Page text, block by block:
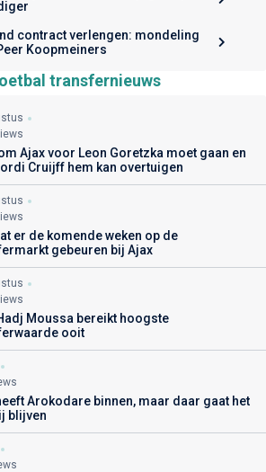
contract verlengen: mondeling
Koopmeiners
transfernieuws
Ajax voor Leon Goretzka moet gaan en
Cruijff hem kan overtuigen
er de komende weken op de
gebeuren bij Ajax
Moussa bereikt hoogste
ooit
Arokodare binnen, maar daar gaat het
blijven